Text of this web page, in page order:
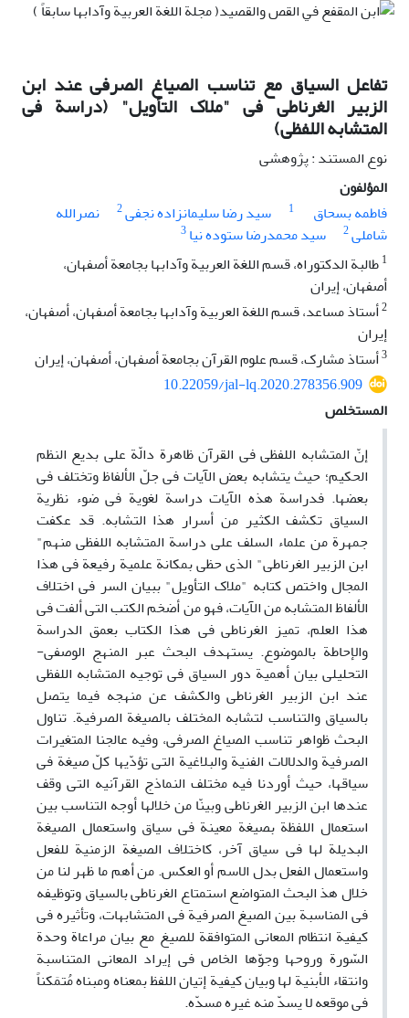
تفاعل السیاق مع تناسب الصیاغ الصرفی عند ابن
الزبیر الغرناطی فی "ملاک التأویل" (دراسة فی
المتشابه اللفظی)
نوع المستند : پژوهشی
المؤلفون
فاطمه بسحاق
1 سید رضا سلیمانزاده نجفی2
نصرالله
شاملی2 سید محمدرضا ستوده نیا3
1طالبة الدکتوراه، قسم اللغة العربیة وآدابها بجامعة أصفهان،
أصفهان، إیران
2أستاذ مساعد، قسم اللغة العربیة وآدابها بجامعة أصفهان، أصفهان،
إیران
3أستاذ مشارک، قسم علوم القرآن بجامعة أصفهان، أصفهان، إیران
10.22059/jal-lq.2020.278356.909
المستخلص
إنّ المتشابه اللفظی فی القرآن ظاهرة دالّة على بدیع النظم
الحکیم؛ حیث یتشابه بعض الآیات فی جلّ الألفاظ وتختلف فی
بعضها. فدراسة هذه الآیات دراسة لغویة فی ضوء نظریة
السیاق تکشف الکثیر من أسرار هذا التشابه. قد عکفت
جمهرة من علماء السلف على دراسة المتشابه اللفظی منهم"
ابن الزبیر الغرناطی" الذی حظی بمکانة علمیة رفیعة فی هذا
المجال واختص کتابه "ملاک التأویل" ببیان السر فی اختلاف
الألفاظ المتشابه من الآیات، فهو من أضخم الکتب التی ألفت فی
هذا العلم، تمیز الغرناطی فی هذا الکتاب بعمق الدراسة
والإحاطة بالموضوع. یستهدف البحث عبر المنهج الوصفی-
التحلیلی بیان أهمیة دور السیاق فی توجیه المتشابه اللفظی
عند ابن الزبیر الغرناطی والکشف عن منهجه فیما یتصل
بالسیاق والتناسب لتشابه المختلف بالصیغة الصرفیة. تناول
البحث ظواهر تناسب الصیاغ الصرفی، وفیه عالجنا المتغیرات
الصرفیة والدلالات الفنیة والبلاغیة التی تؤدّیها کلّ صیغة فی
سیاقها، حیث أوردنا فیه مختلف النماذج القرآنیه التی وقف
عندها ابن الزبیر الغرناطی وبینّا من خلالها أوجه التناسب بین
استعمال اللفظة بصیغة معینة فی سیاق واستعمال الصیغة
البدیلة لها فی سیاق آخر، کاختلاف الصیغة الزمنیة للفعل
واستعمال الفعل بدل الاسم أو العکس. من أهم ما ظهر لنا من
خلال هذ البحث المتواضع استمتاع الغرناطی بالسیاق وتوظیفه
فی المناسبة بین الصیغ الصرفیة فی المتشابهات، وتأثیره فی
کیفیة انتظام المعانی المتوافقة للصیغ مع بیان مراعاة وحدة
السّورة وروحها وجوّها الخاص فی إیراد المعانی المتناسبة
وانتقاء الأبنیة لها وبیان کیفیة إتیان اللفظ بمعناه ومبناه مُتمَکناً
فی موقعه لا یسدّ منه غیره مسدّه.